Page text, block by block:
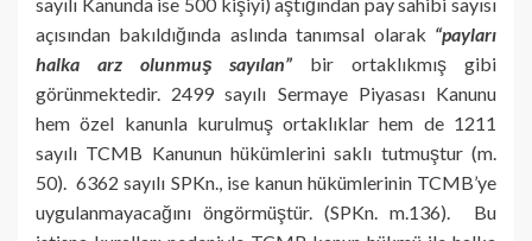
açısından bakıldığında aslında tanımsal olarak “payları
halka arz olunmuş sayılan” bir ortaklıkmış gibi
görünmektedir. 2499 sayılı Sermaye Piyasası Kanunu
hem özel kanunla kurulmuş ortaklıklar hem de 1211
sayılı TCMB Kanunun hükümlerini saklı tutmuştur (m.
50). 6362 sayılı SPKn., ise kanun hükümlerinin TCMB’ye
uygulanmayacağını öngörmüştür. (SPKn. m.136). Bu